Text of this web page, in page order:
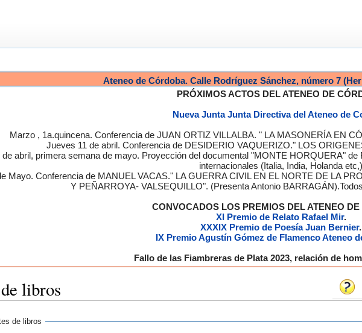
Ateneo de Córdoba. Calle Rodríguez Sánchez, número 7
PRÓXIMOS ACTOS DEL ATENEO DE
Nueva Junta Junta Directiva del Ateneo de
Marzo , 1a.quincena. Conferencia de JUAN ORTIZ VILLALBA. " LA MASONERÍA EN
Jueves 11 de abril. Conferencia de DESIDERIO VAQUERIZO." LOS
de abril, primera semana de mayo. Proyección del documental "MONTE HORQUERA"
internacionales (Italia, India, Holanda etc,)
Mayo. Conferencia de MANUEL VACAS." LA GUERRA CIVIL EN EL NORTE DE LA
Y PEÑARROYA- VALSEQUILLO". (Presenta Antonio
CONVOCADOS LOS PREMIOS DEL ATENEO
XI Premio de Relato Rafael Mir.
XXXIX Premio de Poesía Juan Bernier.
IX Premio Agustín Gómez de Flamenco Ateneo
Fallo de las Fiambreras de Plata 2023, relación de
libros
de libros